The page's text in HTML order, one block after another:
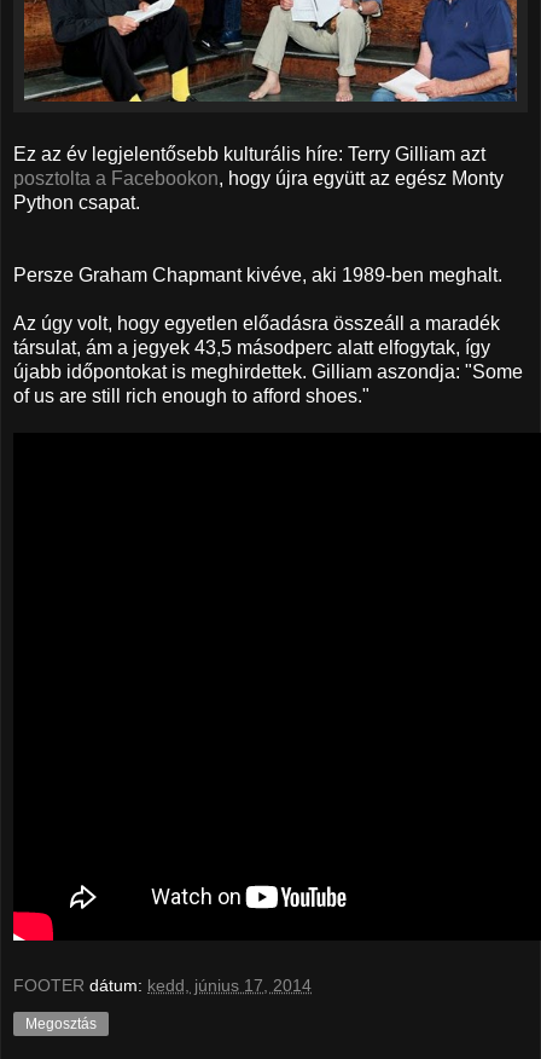
Ez az év legjelentősebb kulturális híre: Terry Gilliam azt
posztolta a Facebookon, hogy újra együtt az egész Monty
Python csapat.
Persze Graham Chapmant kivéve, aki 1989-ben meghalt.
Az úgy volt, hogy egyetlen előadásra összeáll a maradék
társulat, ám a jegyek 43,5 másodperc alatt elfogytak, így
újabb időpontokat is meghirdettek. Gilliam aszondja: "Some
of us are still rich enough to afford shoes."
FOOTER dátum: kedd, június 17, 2014
Megosztás